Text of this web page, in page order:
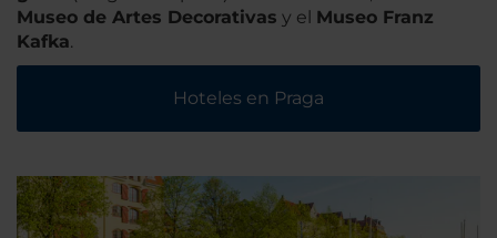
Museo de Artes Decorativas y el Museo Franz
Kafka.
Hoteles en Praga